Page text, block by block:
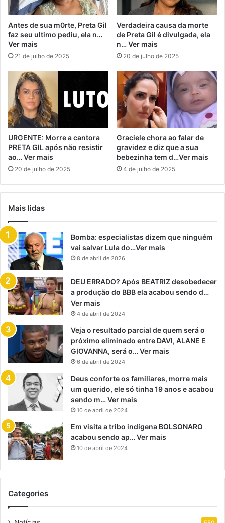
Antes de sua m0rte, Preta Gil
faz seu ultimo pediu, ela n…
Ver mais
21 de julho de 2025
Verdadeira causa da morte
de Preta Gil é divulgada, ela
n… Ver mais
20 de julho de 2025
URGENTE: Morre a cantora
PRETA GIL após não resistir
ao… Ver mais
20 de julho de 2025
Graciele chora ao falar de
gravidez e diz que a sua
bebezinha tem d…Ver mais
4 de julho de 2025
Mais lidas
Bomba: especialistas dizem que ninguém
vai salvar Lula do…Ver mais
8 de abril de 2026
DEU ERRADO? Após BEATRIZ desobedecer
a produção do BBB ela acabou sendo d…
Ver mais
4 de abril de 2024
Veja o resultado parcial de quem será o
próximo eliminado entre DAVI, ALANE E
GIOVANNA, será o… Ver mais
6 de abril de 2024
Deus conforte os familiares, morre mais
um querido, ele só tinha 19 anos e acabou
sendo m… Ver mais
10 de abril de 2024
Em visita a tribo indígena BOLSONARO
acabou sendo ap… Ver mais
10 de abril de 2024
Categories